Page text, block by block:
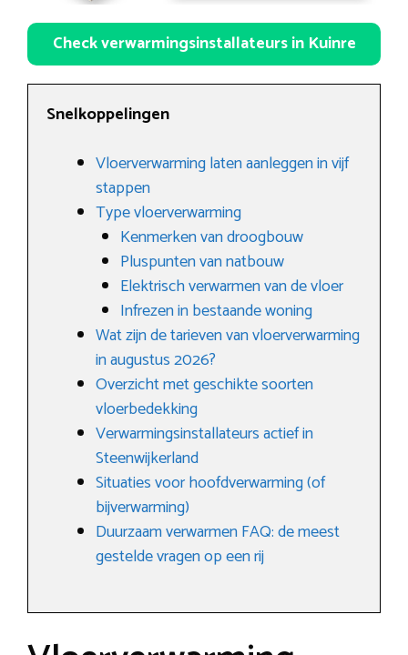
Check verwarmingsinstallateurs in Kuinre
Snelkoppelingen
Vloerverwarming laten aanleggen in vijf
stappen
Type vloerverwarming
Kenmerken van droogbouw
Pluspunten van natbouw
Elektrisch verwarmen van de vloer
Infrezen in bestaande woning
Wat zijn de tarieven van vloerverwarming
in augustus 2026?
Overzicht met geschikte soorten
vloerbedekking
Verwarmingsinstallateurs actief in
Steenwijkerland
Situaties voor hoofdverwarming (of
bijverwarming)
Duurzaam verwarmen FAQ: de meest
gestelde vragen op een rij